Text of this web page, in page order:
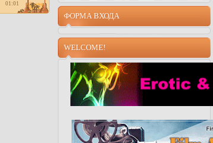
01:01
ФОРМА ВХОДА
WELCOME!